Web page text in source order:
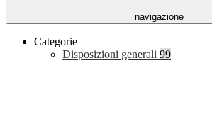
navigazione
Categorie
Disposizioni generali 99